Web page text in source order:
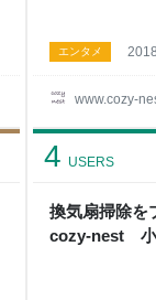
www.cozy-
エンタメ
換気扇掃除を
cozy-nest 小
4 USERS